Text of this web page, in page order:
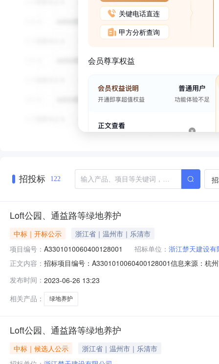
关键电话直连
甲方分析查询
会员尊享权益
招投标 122
Loft公园、通益路等绿地养护
中标｜开标公示
浙江省｜温州市｜乐清市
项目编号： A3301010060400128001 招标单位： 浙江楚天建设有
正文内容： 招标项目编号：A3301010060400128001信息来源：杭
2023/06/25；投标人名称：浙江之辉建设有限公司，报
发布时间： 2023-06-26 13:23
相关产品：
绿地养护
Loft公园、通益路等绿地养护
中标｜候选人公示
浙江省｜温州市｜乐清市